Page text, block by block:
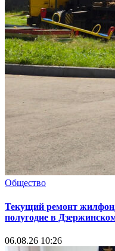
Общество
Текущий ремонт
полугодие в
06.08.26 10:26